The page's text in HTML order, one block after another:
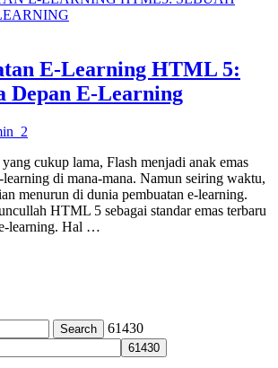
E-Learning HTML 5:
Depan E-Learning
cukup lama, Flash menjadi anak emas
learning di mana-mana. Namun seiring waktu,
menurun di dunia pembuatan e-learning.
HTML 5 sebagai standar emas terbaru
learning. Hal …
61430